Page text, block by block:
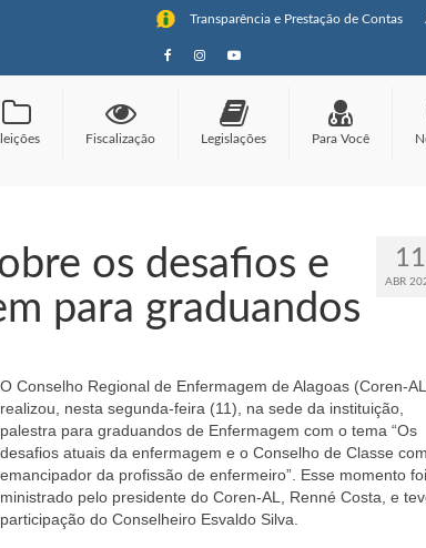
Transparência e Prestação de Contas
Fiscalização Legislações Para Você
11
ABR
os desafios e
para graduandos
O Conselho Regional de Enfermagem de Alagoas (Coren-
realizou, nesta segunda-feira (11), na sede da instituição,
palestra para graduandos de Enfermagem com o tema “Os
desafios atuais da enfermagem e o Conselho de Classe
emancipador da profissão de enfermeiro”. Esse momento foi
ministrado pelo presidente do Coren-AL, Renné Costa, e
participação do Conselheiro Esvaldo Silva.